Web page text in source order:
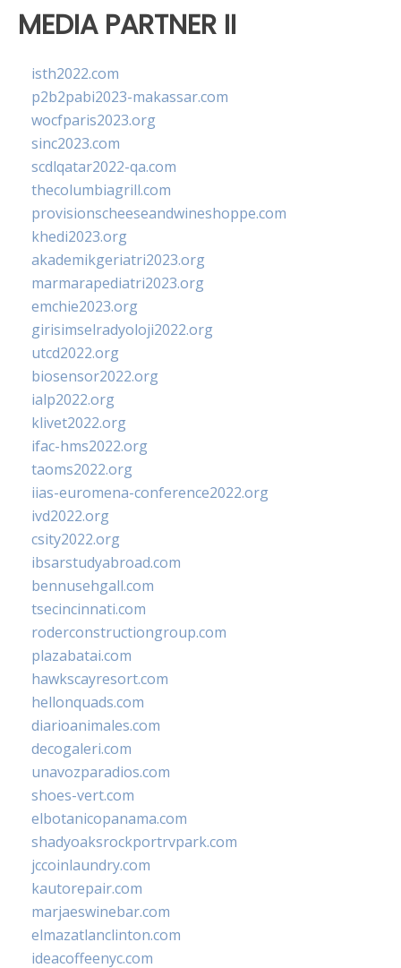
MEDIA PARTNER II
isth2022.com
p2b2pabi2023-makassar.com
wocfparis2023.org
sinc2023.com
scdlqatar2022-qa.com
thecolumbiagrill.com
provisionscheeseandwineshoppe.com
khedi2023.org
akademikgeriatri2023.org
marmarapediatri2023.org
emchie2023.org
girisimselradyoloji2022.org
utcd2022.org
biosensor2022.org
ialp2022.org
klivet2022.org
ifac-hms2022.org
taoms2022.org
iias-euromena-conference2022.org
ivd2022.org
csity2022.org
ibsarstudyabroad.com
bennusehgall.com
tsecincinnati.com
roderconstructiongroup.com
plazabatai.com
hawkscayresort.com
hellonquads.com
diarioanimales.com
decogaleri.com
unavozparadios.com
shoes-vert.com
elbotanicopanama.com
shadyoaksrockportrvpark.com
jccoinlaundry.com
kautorepair.com
marjaeswinebar.com
elmazatlanclinton.com
ideacoffeenyc.com